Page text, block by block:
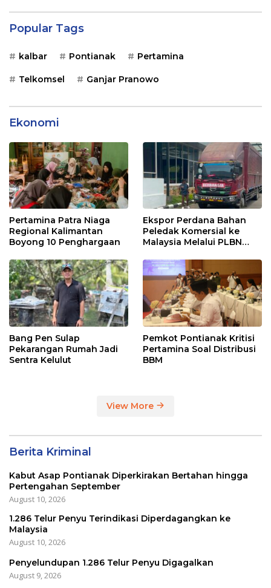
Popular Tags
kalbar Pontianak Pertamina
Telkomsel Ganjar Pranowo
Ekonomi
Pertamina Patra Niaga
Regional Kalimantan
Boyong 10 Penghargaan
Ekspor Perdana Bahan
Peledak Komersial ke
Malaysia Melalui PLBN
Bang Pen Sulap
Pekarangan Rumah Jadi
Sentra Kelulut
Pemkot Pontianak Kritisi
Pertamina Soal Distribusi
BBM
View More
Berita Kriminal
Kabut Asap Pontianak Diperkirakan Bertahan hingga
Pertengahan September
August 10, 2026
1.286 Telur Penyu Terindikasi Diperdagangkan ke
Malaysia
August 10, 2026
Penyelundupan 1.286 Telur Penyu Digagalkan
August 9, 2026